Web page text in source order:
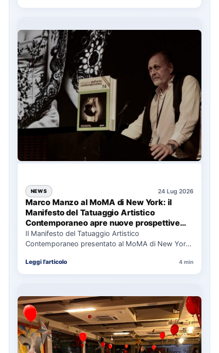
NEWS 24 Lug 2026
Marco Manzo al MoMA di New York: il
Manifesto del Tatuaggio Artistico
Contemporaneo apre nuove prospettive
per il collezionismo
Il Manifesto del Tatuaggio Artistico
Contemporaneo presentato al MoMA di New York
Leggi l'articolo 4 min